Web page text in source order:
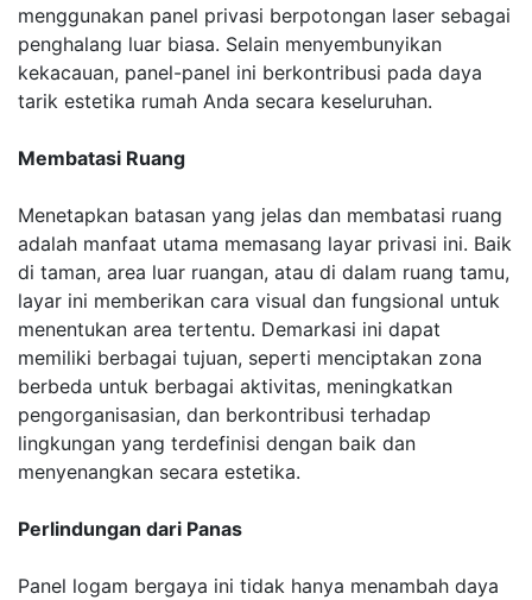
menggunakan panel privasi berpotongan laser sebagai
penghalang luar biasa. Selain menyembunyikan
kekacauan, panel-panel ini berkontribusi pada daya
tarik estetika rumah Anda secara keseluruhan.
Membatasi Ruang
Menetapkan batasan yang jelas dan membatasi ruang
adalah manfaat utama memasang layar privasi ini. Baik
di taman, area luar ruangan, atau di dalam ruang tamu,
layar ini memberikan cara visual dan fungsional untuk
menentukan area tertentu. Demarkasi ini dapat
memiliki berbagai tujuan, seperti menciptakan zona
berbeda untuk berbagai aktivitas, meningkatkan
pengorganisasian, dan berkontribusi terhadap
lingkungan yang terdefinisi dengan baik dan
menyenangkan secara estetika.
Perlindungan dari Panas
Panel logam bergaya ini tidak hanya menambah daya